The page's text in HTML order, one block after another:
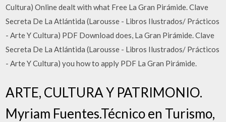
Cultura) Online dealt with what Free La Gran Pirámide. Clave
Secreta De La Atlántida (Larousse - Libros Ilustrados/ Prácticos
- Arte Y Cultura) PDF Download does, La Gran Pirámide. Clave
Secreta De La Atlántida (Larousse - Libros Ilustrados/ Prácticos
- Arte Y Cultura) you how to apply PDF La Gran Pirámide.
ARTE, CULTURA Y PATRIMONIO.
Myriam Fuentes.Técnico en Turismo,